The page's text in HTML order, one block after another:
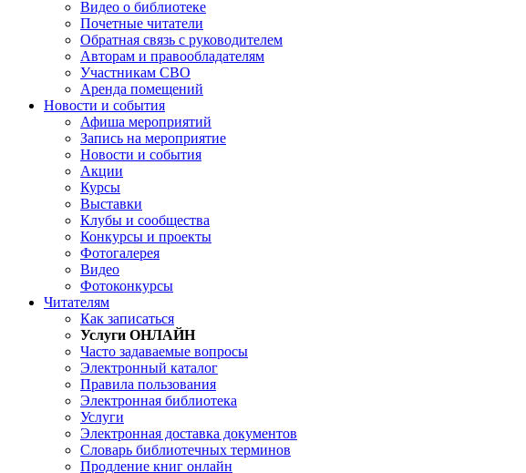
Видео о библиотеке
Почетные читатели
Обратная связь с руководителем
Авторам и правообладателям
Участникам СВО
Аренда помещений
Новости и события
Афиша мероприятий
Запись на мероприятие
Новости и события
Акции
Курсы
Выставки
Клубы и сообщества
Конкурсы и проекты
Фотогалерея
Видео
Фотоконкурсы
Читателям
Как записаться
Услуги ОНЛАЙН
Часто задаваемые вопросы
Электронный каталог
Правила пользования
Электронная библиотека
Услуги
Электронная доставка документов
Словарь библиотечных терминов
Продление книг онлайн